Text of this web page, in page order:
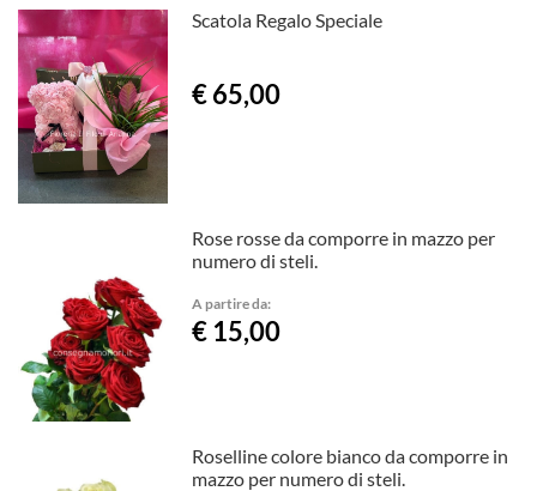
Scatola Regalo Speciale
€ 65,00
Rose rosse da comporre in mazzo per
numero di steli.
A partire da:
€ 15,00
Roselline colore bianco da comporre in
mazzo per numero di steli.